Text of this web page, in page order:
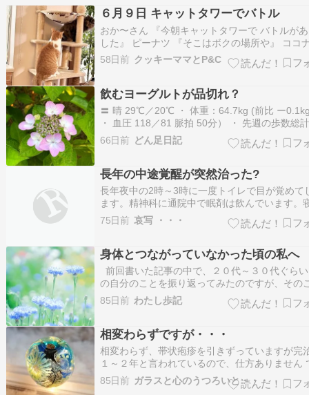
６月９日 キャットタワーでバトル
おか〜さん 『今朝キャットタワーで バトルが
した』 ピーナツ 『そこはボクの場所や』 ココ
『アタチが先にいたのよ』 ココナツ 『ゼッタ
ないからね！！』 ピーナツ 『クソ〜〜????』
ナツ 『…
58日前 クッキーママとP&C
飲むヨーグルトが品切れ？
〓 晴 29℃／20℃ ・ 体重：64.7kg (前比 ー
・ 血圧 118／81 脈拍 50分） ・ 先週の歩数総
15,100歩 (目標；週 15,000歩以上)
780→4,350→720→1,270→2,850→火→水／歩
66日前 どん足日記
長年の中途覚醒が突然治った?
長年夜中の2時～3時に一度トイレで目が覚めて
ます。精神科に通院中で眠剤は飲んでいます。
は抜群。3日前から寝る前にラジオ体操第一第
って寝るようにしたら(＋簡素なストレッチ)な
初めて❤ちなみにこの3日間…
75日前 哀写 ・・・
身体とつながっていなかった頃の私へ
前回書いた記事の中で、２０代～３０代ぐら
の自分のことを振り返ってみたのですが、その
ついて今回は、より深掘りしてみたいと思い
hanahiroinoniwa.hatenablog.com 20代から
85日前 わたし歩記
相変わらずですが・・・
相変わらず、帯状疱疹を引きずっていますが完
１～２年と言われているので、仕方ありません
午前中、暫く休んでいた体操教室で動いたせい
となく頭がスッキリ！したような？ユルユル体
85日前 ガラスと心のうつろいと・・・